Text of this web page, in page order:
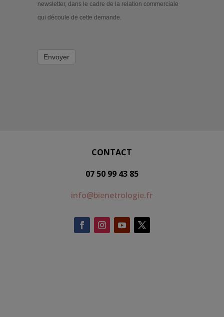
newsletter, dans le cadre de la relation commerciale
qui découle de cette demande.
Envoyer
CONTACT
07 50 99 43 85
info@bienetrologie.fr